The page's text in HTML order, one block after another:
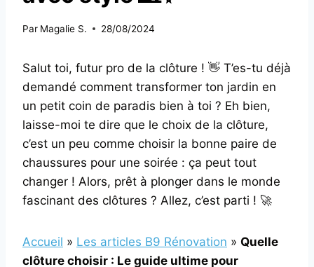
Par Magalie S. 28/08/2024
Salut toi, futur pro de la clôture ! 👋 T’es-tu déjà
demandé comment transformer ton jardin en
un petit coin de paradis bien à toi ? Eh bien,
laisse-moi te dire que le choix de la clôture,
c’est un peu comme choisir la bonne paire de
chaussures pour une soirée : ça peut tout
changer ! Alors, prêt à plonger dans le monde
fascinant des clôtures ? Allez, c’est parti ! 🚀
Accueil » Les articles B9 Rénovation » Quelle
clôture choisir : Le guide ultime pour